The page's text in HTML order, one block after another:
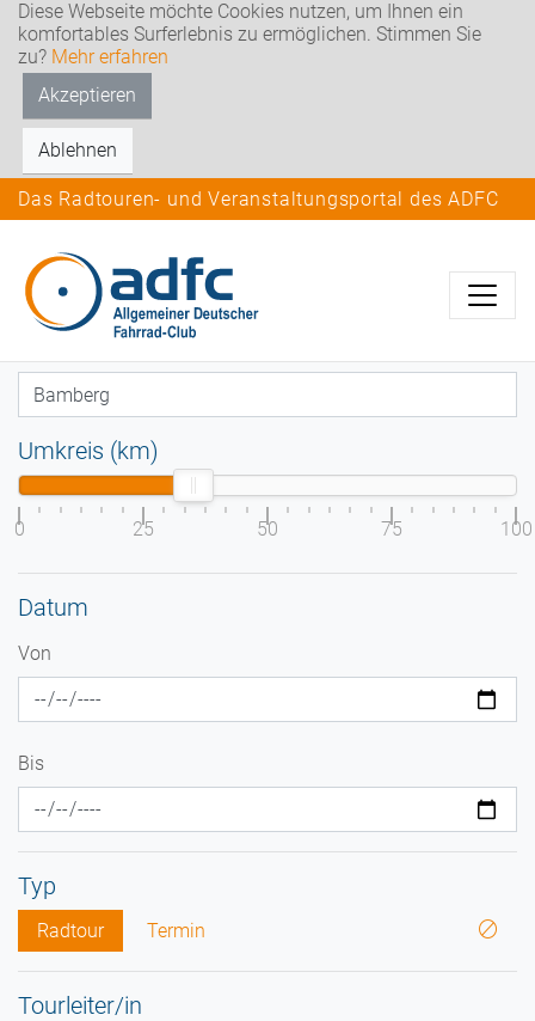
Diese Webseite möchte Cookies nutzen, um Ihnen ein
komfortables Surferlebnis zu ermöglichen. Stimmen Sie
zu? Mehr erfahren
Akzeptieren
Ablehnen
Das Radtouren- und Veranstaltungsportal des ADFC
Umkreis (km)
0 25 50 75 100
Datum
Von
Bis
Typ
Radtour Termin
Tourleiter/in